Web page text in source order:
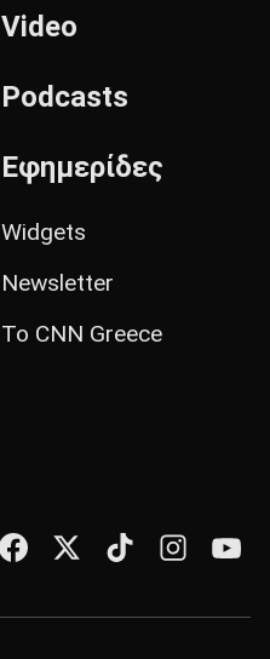
Video
Podcasts
Εφημερίδες
Widgets
Newsletter
Το CNN Greece